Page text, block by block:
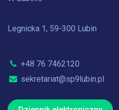
Legnicka 1, 59-300 Lubin
+48 76 7462120
sekretariat@sp9lubin.pl